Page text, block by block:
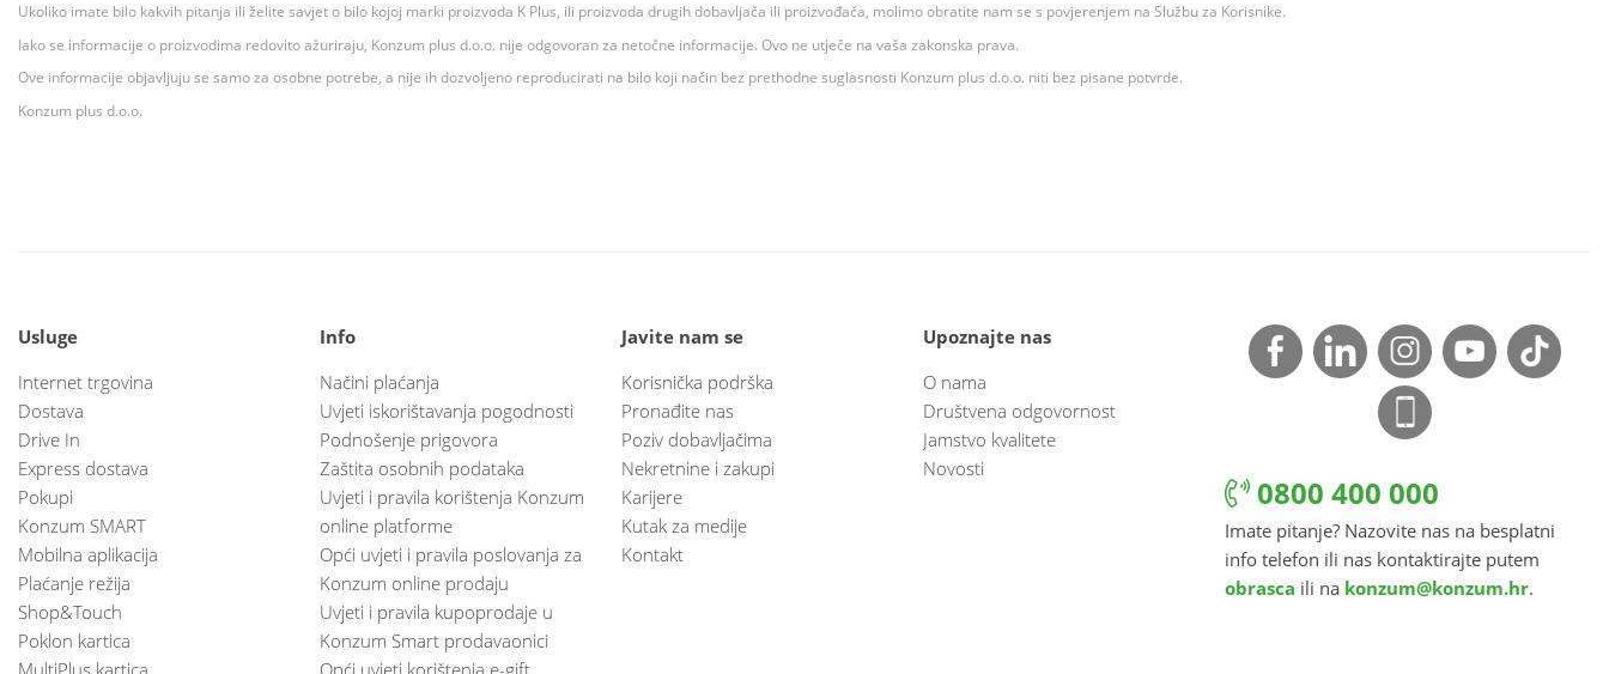
Ukoliko imate bilo kakvih pitanja ili želite savjet o bilo kojoj marki proizvoda K Plus, ili proizvoda drugih dobavljača ili proizvođača, molimo obratite nam se s povjerenjem na Službu za Korisnike.
Iako se informacije o proizvodima redovito ažuriraju, Konzum plus d.o.o. nije odgovoran za netočne informacije. Ovo ne utječe na vaša zakonska prava.
Ove informacije objavljuju se samo za osobne potrebe, a nije ih dozvoljeno reproducirati na bilo koji način bez prethodne suglasnosti Konzum plus d.o.o. niti bez pisane potvrde.
Konzum plus d.o.o.
Usluge
Internet trgovina
Dostava
Drive In
Express dostava
Pokupi
Konzum SMART
Mobilna aplikacija
Plaćanje režija
Shop&Touch
Poklon kartica
MultiPlus kartica
Info
Načini plaćanja
Uvjeti iskorištavanja pogodnosti
Podnošenje prigovora
Zaštita osobnih podataka
Uvjeti i pravila korištenja Konzum
online platforme
Opći uvjeti i pravila poslovanja za
Konzum online prodaju
Uvjeti i pravila kupoprodaje u
Konzum Smart prodavaonici
Opći uvjeti korištenja e-gift
Javite nam se
Korisnička podrška
Pronađite nas
Poziv dobavljačima
Nekretnine i zakupi
Karijere
Kutak za medije
Kontakt
Upoznajte nas
O nama
Društvena odgovornost
Jamstvo kvalitete
Novosti
0800 400 000
Imate pitanje? Nazovite nas na besplatni
info telefon ili nas kontaktirajte putem
obrasca ili na konzum@konzum.hr.